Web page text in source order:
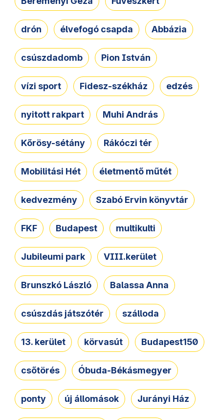
drón élvefogó csapda Abbázia
csúszdadomb Pion István
vízi sport Fidesz-székház edzés
nyitott rakpart Muhi András
Kőrösy-sétány Rákóczi tér
Mobilitási Hét életmentő műtét
kedvezmény Szabó Ervin könyvtár
FKF Budapest multikulti
Jubileumi park VIII.kerület
Brunszkó László Balassa Anna
csúszdás játszótér szálloda
13. kerület körvasút Budapest150
csőtörés Óbuda-Békásmegyer
ponty új állomások Jurányi Ház